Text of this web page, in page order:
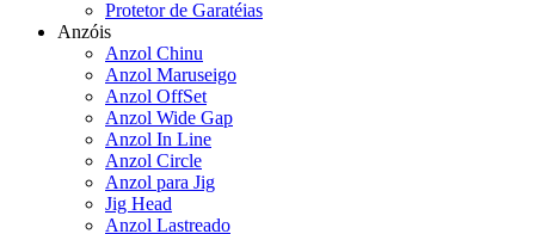
Protetor de Garatéias
Anzóis
Anzol Chinu
Anzol Maruseigo
Anzol OffSet
Anzol Wide Gap
Anzol In Line
Anzol Circle
Anzol para Jig
Jig Head
Anzol Lastreado